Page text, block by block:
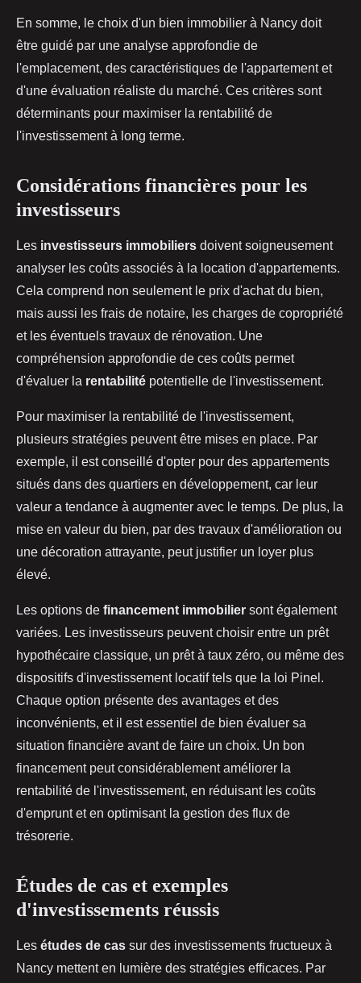
En somme, le choix d'un bien immobilier à Nancy doit
être guidé par une analyse approfondie de
l'emplacement, des caractéristiques de l'appartement et
d'une évaluation réaliste du marché. Ces critères sont
déterminants pour maximiser la rentabilité de
l'investissement à long terme.
Considérations financières pour les
investisseurs
Les investisseurs immobiliers doivent soigneusement
analyser les coûts associés à la location d'appartements.
Cela comprend non seulement le prix d'achat du bien,
mais aussi les frais de notaire, les charges de copropriété
et les éventuels travaux de rénovation. Une
compréhension approfondie de ces coûts permet
d'évaluer la rentabilité potentielle de l'investissement.
Pour maximiser la rentabilité de l'investissement,
plusieurs stratégies peuvent être mises en place. Par
exemple, il est conseillé d'opter pour des appartements
situés dans des quartiers en développement, car leur
valeur a tendance à augmenter avec le temps. De plus, la
mise en valeur du bien, par des travaux d'amélioration ou
une décoration attrayante, peut justifier un loyer plus
élevé.
Les options de financement immobilier sont également
variées. Les investisseurs peuvent choisir entre un prêt
hypothécaire classique, un prêt à taux zéro, ou même des
dispositifs d'investissement locatif tels que la loi Pinel.
Chaque option présente des avantages et des
inconvénients, et il est essentiel de bien évaluer sa
situation financière avant de faire un choix. Un bon
financement peut considérablement améliorer la
rentabilité de l'investissement, en réduisant les coûts
d'emprunt et en optimisant la gestion des flux de
trésorerie.
Études de cas et exemples
d'investissements réussis
Les études de cas sur des investissements fructueux à
Nancy mettent en lumière des stratégies efficaces. Par